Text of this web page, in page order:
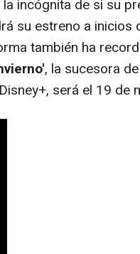
incógnita de si su
su estreno a inicios
también ha
, la sucesora
será el 19 de